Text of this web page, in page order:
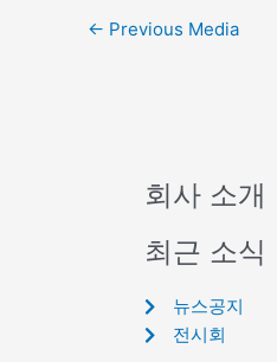
← Previous Media
회사 소개
최근 소식
뉴스공지
전시회